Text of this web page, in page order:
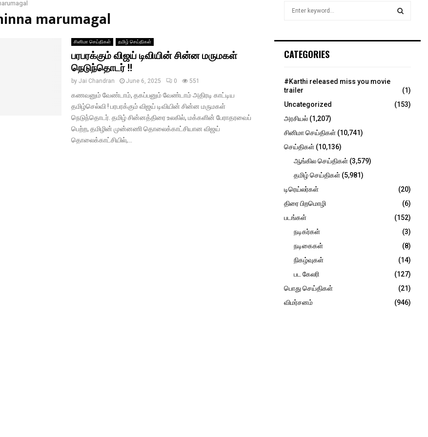
marumagal
சினிமா செய்திகள் தமிழ் செய்திகள்
பரபரக்கும் விஜய் டிவியின் சின்ன மருமகள்
நெடுந்தொடர் !!
by Jai Chandran June 6, 2025 0 551
கணவனும் வேண்டாம், தகப்பனும் வேண்டாம் அதிரடி காட்டிய
தமிழ்செல்வி ! பரபரக்கும் விஜய் டிவியின் சின்ன மருமகள்
நெடுந்தொடர். தமிழ் சின்னத்திரை உலகில், மக்களின் பேராதரவைப்
பெற்ற, தமிழின் முன்னணி தொலைக்காட்சியான விஜய்
தொலைக்காட்சியில்,...
h
o
r
C
CATEGORIES
#Karthi released miss you movie
trailer
(1)
Uncategorized
(153)
அரசியல் (1,207)
சினிமா செய்திகள் (10,741)
செய்திகள் (10,136)
ஆங்கில செய்திகள் (3,579)
தமிழ் செய்திகள் (5,981)
டிரெய்லர்கள்
(20)
திரை பிறமொழி
(6)
படங்கள்
(152)
நடிகர்கள்
(3)
நடிகைகள்
(8)
நிகழ்வுகள்
(14)
பட கேலரி
(127)
பொது செய்திகள்
(21)
விமர்சனம்
(946)